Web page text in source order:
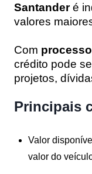
Santanderé
valores
Com
crédito pode
projetos,
Principais
Valor
valor do